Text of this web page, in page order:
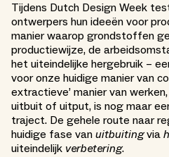
Tijdens Dutch Design Week
ontwerpers hun ideeën voor
manier waarop grondstoffen
productiewijze, de
het uiteindelijke hergebruik –
voor onze huidige manier van
extractieve’ manier van
uitbuit of uitput, is nog maar
traject. De gehele route naar
huidige fase van uitbuitingvia
uiteindelijk verbetering.